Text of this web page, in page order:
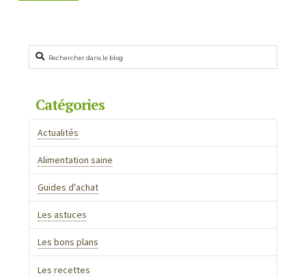
Rechercher
Catégories
Actualités
Alimentation saine
Guides d'achat
Les astuces
Les bons plans
Les recettes